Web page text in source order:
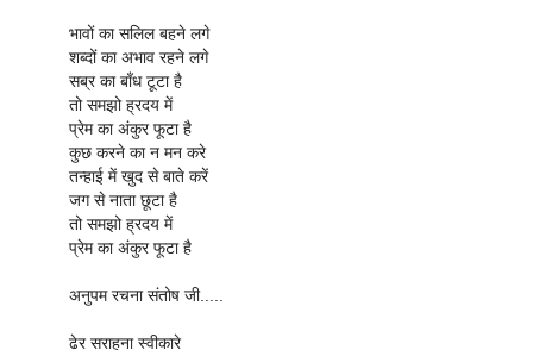
भावों का सलिल बहने लगे
शब्दों का अभाव रहने लगे
सब्र का बाँध टूटा है
तो समझो ह्रदय में
प्रेम का अंकुर फूटा है
कुछ करने का न मन करे
तन्हाई में खुद से बाते करें
जग से नाता छूटा है
तो समझो ह्रदय में
प्रेम का अंकुर फूटा है
अनुपम रचना संतोष जी.....
ढेर सराहना स्वीकारे